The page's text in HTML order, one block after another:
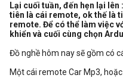
Lại cuối tuần, đến hẹn lại
tiên là cái remote, ok thế là
remote. Để có thể làm việc
khiển và cuối cùng chọn
Đồ nghề hôm nay sẽ gồm có
Một cái remote Car Mp3,